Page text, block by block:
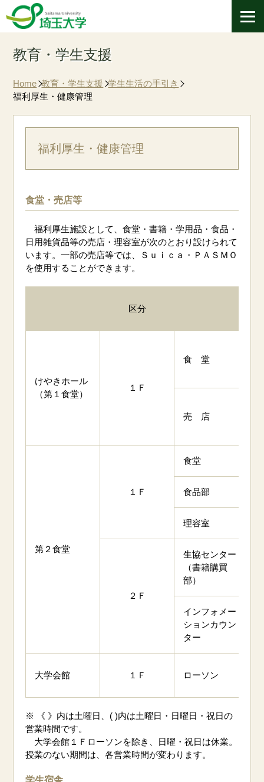
教育・学⽣⽀援
Home 教育・学⽣⽀援 学生生活の手引き
福利厚生・健康管理
福利厚生・健康管理
食堂・売店等
福利厚生施設として、食堂・書籍・学用品・食品・
日用雑貨品等の売店・理容室が次のとおり設けられて
います。一部の売店等では、Ｓｕｉｃａ・ＰＡＳＭＯ
を使用することができます。
区分
けやきホール
（第１食堂）
１Ｆ
食 堂
売 店
第２食堂
１Ｆ
食堂
食品部
理容室
２Ｆ
生協センター
（書籍購買
部）
インフォメー
ションカウン
ター
大学会館 １Ｆ ローソン
※ 《 》内は土曜日、( )内は土曜日・日曜日・祝日の
営業時間です。
大学会館１Ｆローソンを除き、日曜・祝日は休業。
授業のない期間は、各営業時間が変わります。
学生宿舎